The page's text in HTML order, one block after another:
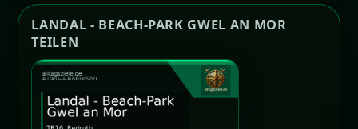
LANDAL - BEACH-PARK GWEL AN MOR
TEILEN